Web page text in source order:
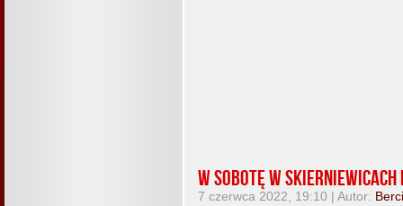
W sobotę w Skierniewicach
7 czerwca 2022, 19:10 | Autor: